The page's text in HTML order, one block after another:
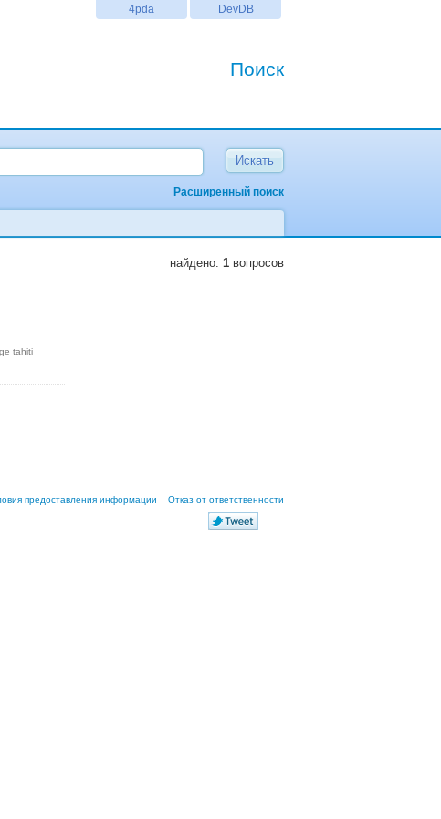
DevDB
4pda
Поиск
Расширенный поиск
найдено: 1 вопросов
tahiti
предоставления информации Отказ от ответственности